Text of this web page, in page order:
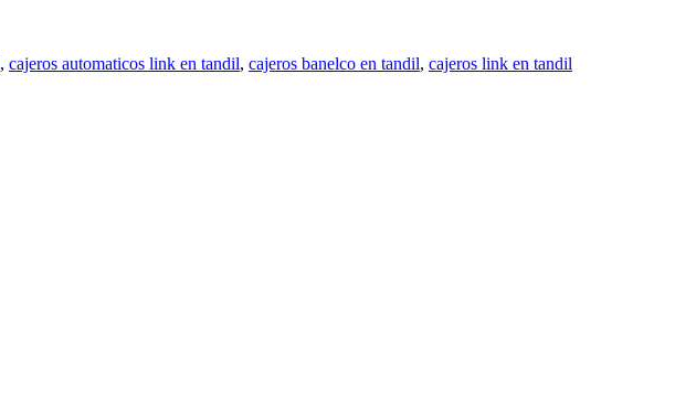
, cajeros automaticos link en tandil, cajeros banelco en tandil, cajeros link en tandil